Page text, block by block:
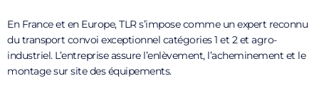
En France et en Europe, TLR s’impose comme un expert reconnu
du transport convoi exceptionnel catégories 1 et 2 et agro-
industriel. L’entreprise assure l’enlèvement, l’acheminement et le
montage sur site des équipements.